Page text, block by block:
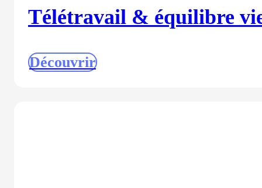
Télétravail & équilibre
Découvrir